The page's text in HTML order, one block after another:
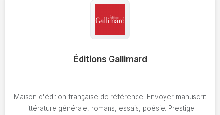
Éditions Gallimard
Maison d'édition française de référence. Envoyer manuscrit
littérature générale, romans, essais, poésie. Prestige